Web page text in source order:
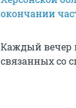
окончании
Каждый вечер
связанных со